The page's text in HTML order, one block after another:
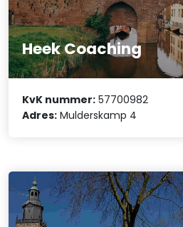
Heek Coaching
KvK nummer: 57700982
Adres: Mulderskamp 4